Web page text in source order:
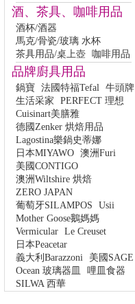
酒、茶具、咖啡用品
酒杯/酒器
馬克/骨瓷/玻璃 水杯
茶具用品/桌上壺 咖啡用品
品牌廚具用品
鍋寶 法國特福Tefal 牛頭牌
生活采家
PERFECT 理想
Cuisinart美膳雅
德國Zenker 烘焙用品
Lagostina樂鍋史蒂娜
日本MIYAWO 澳洲Furi
美國CONTIGO
澳洲Wiltshire 烘焙
ZERO JAPAN
葡萄牙SILAMPOS
Usii
Mother Goose鵝媽媽
Vermicular Le Creuset
日本Peacetar
義大利Barazzoni
美國SAGE
Ocean 玻璃器皿
哩皿食器
SILWA 西華